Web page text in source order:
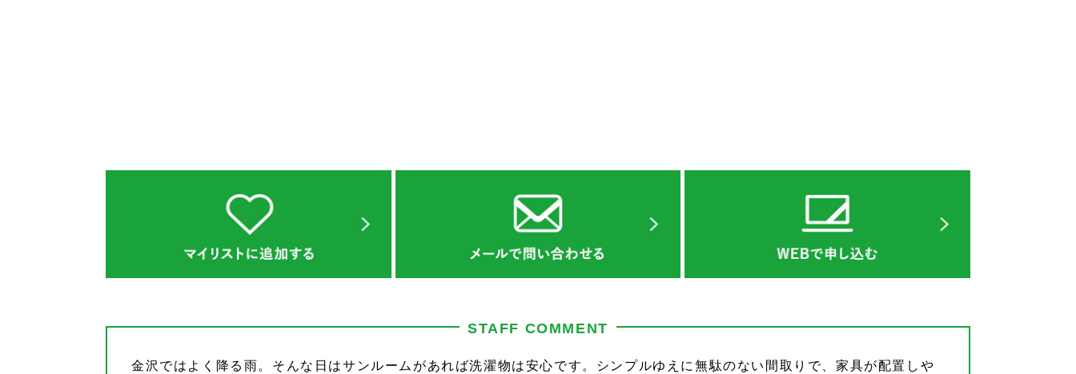
STAFF COMMENT
金沢ではよく降る雨。そんな日はサンルームがあれば洗濯物は安心です。シンプルゆえに無駄のない間取りで、家具が配置しや